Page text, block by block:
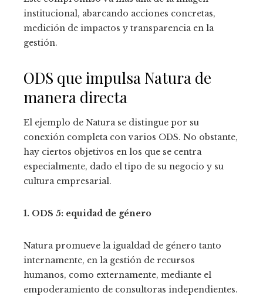
institucional, abarcando acciones concretas,
medición de impactos y transparencia en la
gestión.
ODS que impulsa Natura de
manera directa
El ejemplo de Natura se distingue por su
conexión completa con varios ODS. No obstante,
hay ciertos objetivos en los que se centra
especialmente, dado el tipo de su negocio y su
cultura empresarial.
1. ODS 5: equidad de género
Natura promueve la igualdad de género tanto
internamente, en la gestión de recursos
humanos, como externamente, mediante el
empoderamiento de consultoras independientes.